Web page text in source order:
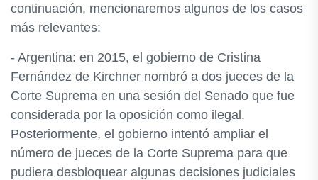
continuación, mencionaremos algunos de los casos
más relevantes:
- Argentina: en 2015, el gobierno de Cristina
Fernández de Kirchner nombró a dos jueces de la
Corte Suprema en una sesión del Senado que fue
considerada por la oposición como ilegal.
Posteriormente, el gobierno intentó ampliar el
número de jueces de la Corte Suprema para que
pudiera desbloquear algunas decisiones judiciales